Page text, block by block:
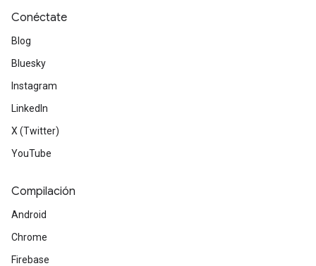
Conéctate
Blog
Bluesky
Instagram
LinkedIn
X (Twitter)
YouTube
Compilación
Android
Chrome
Firebase